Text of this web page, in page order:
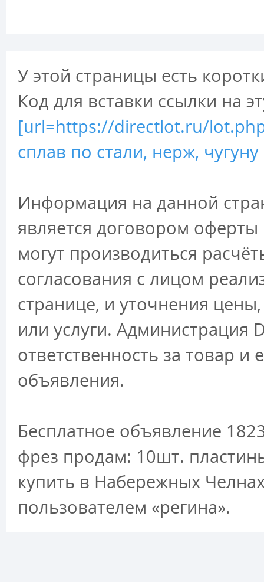
У этой страницы есть
Код для вставки ссылки на
[url=https://directlot.ru/
сплав по стали, нерж,
Информация на данной
является договором
могут производиться
согласования с лицом
странице, и уточнения
или услуги. Администрация
ответственность за товар и
объявления.
Бесплатное объявление
фрез продам: 10шт.
купить в Набережных
пользователем «регина».